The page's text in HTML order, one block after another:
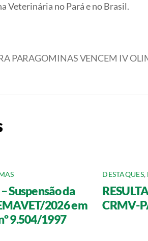
Veterinária no Pará e no Brasil.
PARAGOMINAS VENCEM IV
Suspensão da
2026 em
9.504/1997
DESTAQUES,
CRMV-